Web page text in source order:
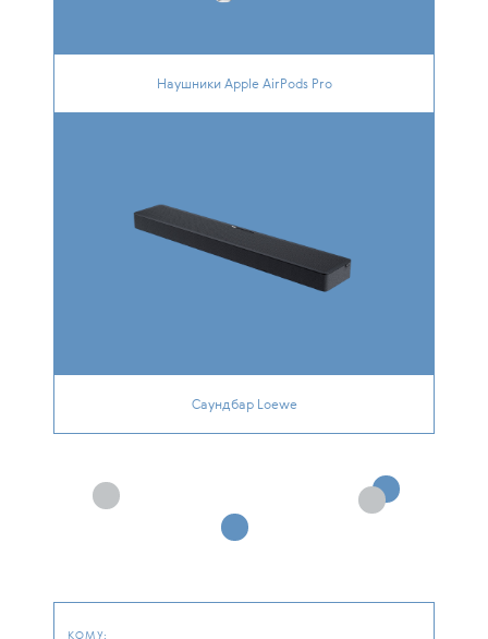
Наушники Apple AirPods Pro
Саундбар Loewe
КОМУ: